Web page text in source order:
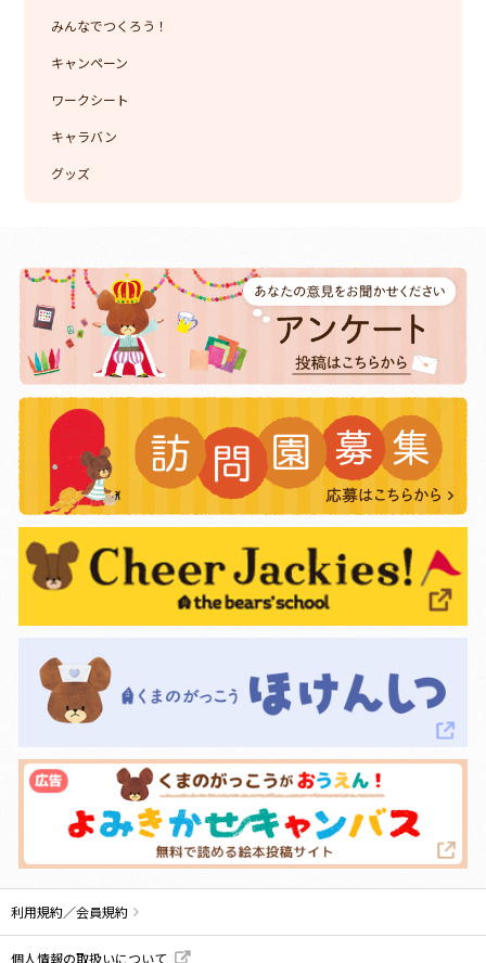
みんなでつくろう！
キャンペーン
ワークシート
キャラバン
グッズ
利用規約／会員規約
個人情報の取扱いについて